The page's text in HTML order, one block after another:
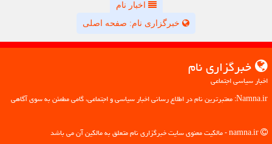
اخبار نام
خبرگزاری نام: صفحه اصلی
خبرگزاری نام
اخبار سیاسی اجتماعی
Namna.ir: معتبرترین نام در اطلاع رسانی اخبار سیاسی و اجتماعی، گامی مطمئن به سوی آگاهی